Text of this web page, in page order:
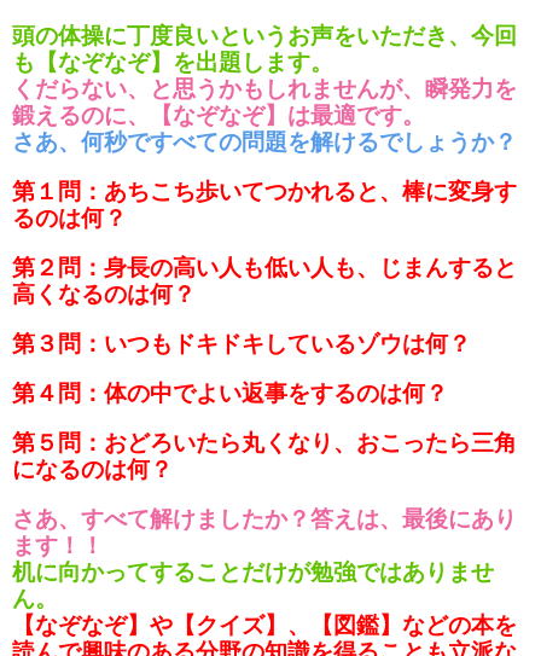
頭の体操に丁度良いというお声をいただき、今回
も【なぞなぞ】を出題します。
くだらない、と思うかもしれませんが、瞬発力を
鍛えるのに、【なぞなぞ】は最適です。
さあ、何秒ですべての問題を解けるでしょうか？
第１問：あちこち歩いてつかれると、棒に変身す
るのは何？
第２問：身長の高い人も低い人も、じまんすると
高くなるのは何？
第３問：いつもドキドキしているゾウは何？
第４問：体の中でよい返事をするのは何？
第５問：おどろいたら丸くなり、おこったら三角
になるのは何？
さあ、すべて解けましたか？答えは、最後にあり
ます！！
机に向かってすることだけが勉強ではありませ
ん。
【なぞなぞ】や【クイズ】、【図鑑】などの本を